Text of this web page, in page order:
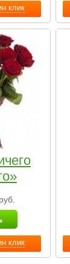
клик
клик
руб.